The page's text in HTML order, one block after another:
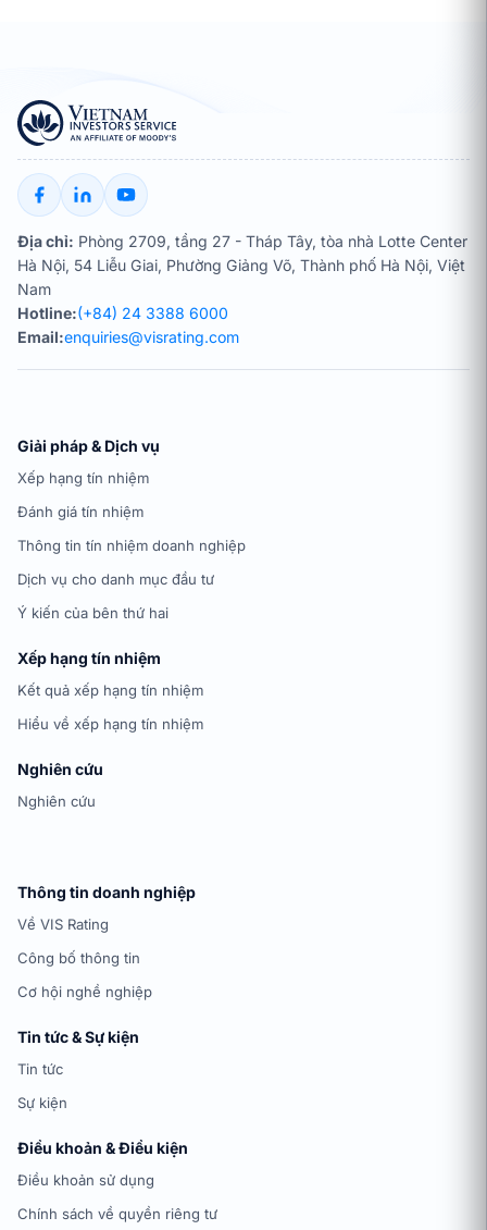
Địa chỉ: Phòng 2709, tầng 27 - Tháp Tây, tòa nhà Lotte Center
Hà Nội, 54 Liễu Giai, Phường Giảng Võ, Thành phố Hà Nội, Việt
Nam
Hotline:(+84) 24 3388 6000
Email:enquiries@visrating.com
Giải pháp & Dịch vụ
Xếp hạng tín nhiệm
Đánh giá tín nhiệm
Thông tin tín nhiệm doanh nghiệp
Dịch vụ cho danh mục đầu tư
Ý kiến của bên thứ hai
Xếp hạng tín nhiệm
Kết quả xếp hạng tín nhiệm
Hiểu về xếp hạng tín nhiệm
Nghiên cứu
Nghiên cứu
Thông tin doanh nghiệp
Về VIS Rating
Công bố thông tin
Cơ hội nghề nghiệp
Tin tức & Sự kiện
Tin tức
Sự kiện
Điều khoản & Điều kiện
Điều khoản sử dụng
Chính sách về quyền riêng tư